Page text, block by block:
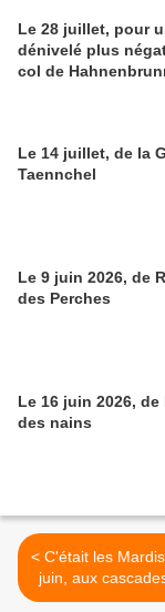
Le 28 juillet, pour
dénivelé plus
col de
Le 14 juillet, de la
Taennchel
Le 9 juin 2026, de
des Perches
Le 16 juin 2026,
des nains
< C'était les Mardisiens, le 8
juin, aux
D'Alfeld